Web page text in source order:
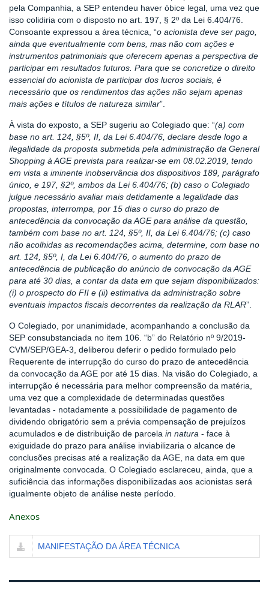
pela Companhia, a SEP entendeu haver óbice legal, uma vez que
isso colidiria com o disposto no art. 197, § 2º da Lei 6.404/76.
Consoante expressou a área técnica, “o acionista deve ser pago,
ainda que eventualmente com bens, mas não com ações e
instrumentos patrimoniais que oferecem apenas a perspectiva de
participar em resultados futuros. Para que se concretize o direito
essencial do acionista de participar dos lucros sociais, é
necessário que os rendimentos das ações não sejam apenas
mais ações e títulos de natureza similar”.
À vista do exposto, a SEP sugeriu ao Colegiado que: “(a) com
base no art. 124, §5º, II, da Lei 6.404/76, declare desde logo a
ilegalidade da proposta submetida pela administração da General
Shopping à AGE prevista para realizar-se em 08.02.2019, tendo
em vista a iminente inobservância dos dispositivos 189, parágrafo
único, e 197, §2º, ambos da Lei 6.404/76; (b) caso o Colegiado
julgue necessário avaliar mais detidamente a legalidade das
propostas, interrompa, por 15 dias o curso do prazo de
antecedência da convocação da AGE para análise da questão,
também com base no art. 124, §5º, II, da Lei 6.404/76; (c) caso
não acolhidas as recomendações acima, determine, com base no
art. 124, §5º, I, da Lei 6.404/76, o aumento do prazo de
antecedência de publicação do anúncio de convocação da AGE
para até 30 dias, a contar da data em que sejam disponibilizados:
(i) o prospecto do FII e (ii) estimativa da administração sobre
eventuais impactos fiscais decorrentes da realização da RLAR”.
O Colegiado, por unanimidade, acompanhando a conclusão da
SEP consubstanciada no item 106. “b” do Relatório nº 9/2019-
CVM/SEP/GEA-3, deliberou deferir o pedido formulado pelo
Requerente de interrupção do curso do prazo de antecedência
da convocação da AGE por até 15 dias. Na visão do Colegiado, a
interrupção é necessária para melhor compreensão da matéria,
uma vez que a complexidade de determinadas questões
levantadas - notadamente a possibilidade de pagamento de
dividendo obrigatório sem a prévia compensação de prejuízos
acumulados e de distribuição de parcela in natura - face à
exiguidade do prazo para análise inviabilizaria o alcance de
conclusões precisas até a realização da AGE, na data em que
originalmente convocada. O Colegiado esclareceu, ainda, que a
suficiência das informações disponibilizadas aos acionistas será
igualmente objeto de análise neste período.
Anexos
MANIFESTAÇÃO DA ÁREA TÉCNICA